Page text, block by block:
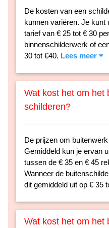
De kosten van een
kunnen variëren. Je kunt
tarief van € 25 tot € 30
binnenschilderwerk of
30 tot €40. Lees meer
Wat kost het om het
schilderen?
De prijzen om
Gemiddeld kun je ervan
tussen de € 35 en € 45
Wanneer de
dit gemiddeld uit op € 35
Wat kost het om het